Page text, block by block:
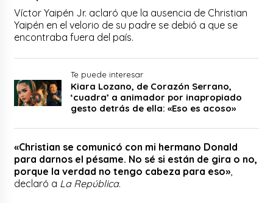
Víctor Yaipén Jr. aclaró que la ausencia de Christian
Yaipén en el velorio de su padre se debió a que se
encontraba fuera del país.
Te puede interesar
Kiara Lozano, de Corazón Serrano,
‘cuadra’ a animador por inapropiado
gesto detrás de ella: «Eso es acoso»
«Christian se comunicó con mi hermano Donald
para darnos el pésame. No sé si están de gira o no,
porque la verdad no tengo cabeza para eso»
declaró a La República.